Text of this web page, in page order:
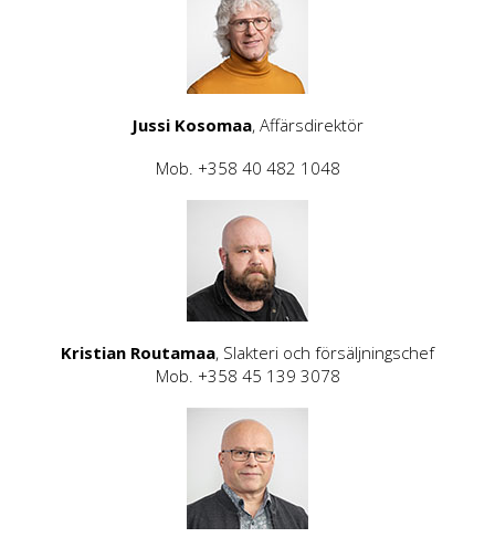
Jussi Kosomaa, Affärsdirektör
Mob. +358 40 482 1048
Kristian Routamaa, Slakteri och försäljningschef
Mob. +358 45 139 3078